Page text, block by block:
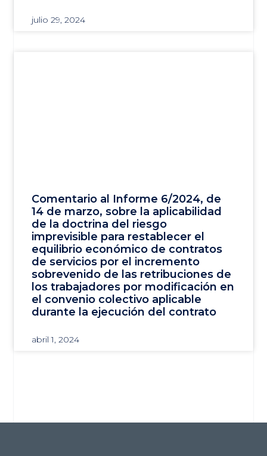
julio 29, 2024
Comentario al Informe 6/2024, de
14 de marzo, sobre la aplicabilidad
de la doctrina del riesgo
imprevisible para restablecer el
equilibrio económico de contratos
de servicios por el incremento
sobrevenido de las retribuciones de
los trabajadores por modificación en
el convenio colectivo aplicable
durante la ejecución del contrato
abril 1, 2024